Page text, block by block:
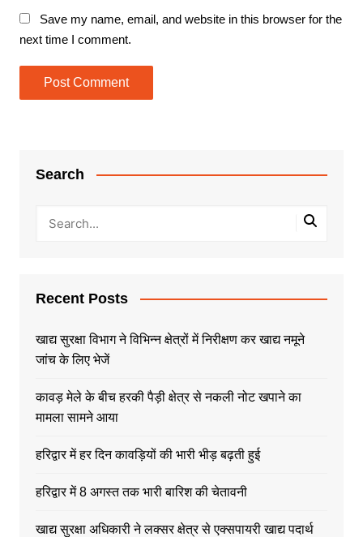
Save my name, email, and website in this browser for the
next time I comment.
Search
Recent Posts
खाद्य सुरक्षा विभाग ने विभिन्न क्षेत्रों में निरीक्षण कर खाद्य नमूने
जांच के लिए भेजें
कावड़ मेले के बीच हरकी पैड़ी क्षेत्र से नकली नोट खपाने का
मामला सामने आया
हरिद्वार में हर दिन कावड़ियों की भारी भीड़ बढ़ती हुई
हरिद्वार में 8 अगस्त तक भारी बारिश की चेतावनी
खाद्य सुरक्षा अधिकारी ने लक्सर क्षेत्र से एक्सपायरी खाद्य पदार्थ